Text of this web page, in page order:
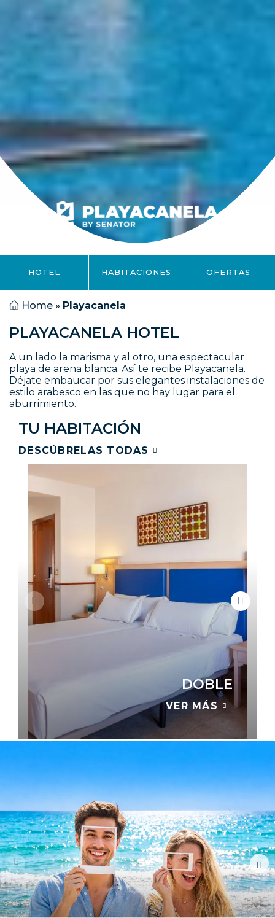
HOTEL HABITACIONES OFERTAS
Home » Playacanela
PLAYACANELA HOTEL
A un lado la marisma y al otro, una espectacular
playa de arena blanca. Así te recibe Playacanela.
Déjate embaucar por sus elegantes instalaciones de
estilo arabesco en las que no hay lugar para el
aburrimiento.
TU HABITACIÓN
DESCÚBRELAS TODAS
DOBLE
VER MÁS